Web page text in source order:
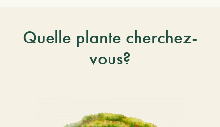
Quelle plante cherchez-
vous?